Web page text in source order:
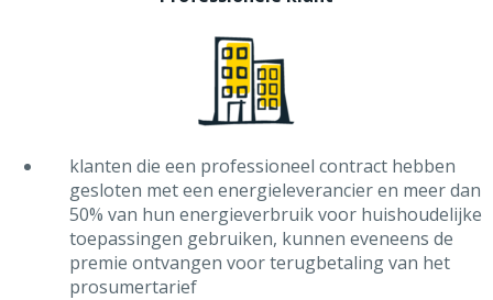
het aantal kWh dat u werkelijk afneemt van het net).
dan met een elektromechanische
klanten die een professioneel contract hebben
gesloten met een energieleverancier en meer dan
50% van hun energieverbruik voor huishoudelijke
toepassingen gebruiken, kunnen eveneens de
premie ontvangen voor terugbetaling van het
prosumertarief